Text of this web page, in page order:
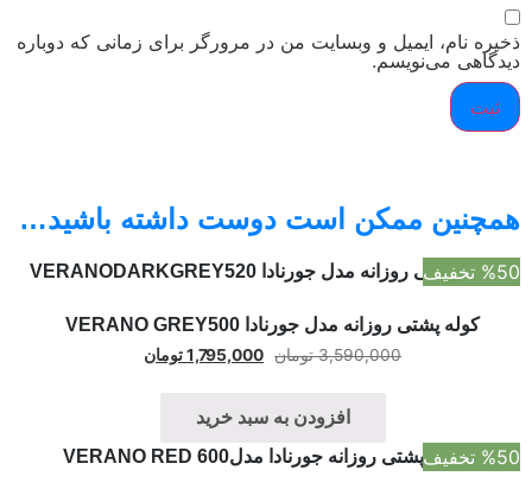
ذخیره نام، ایمیل و وبسایت من در مرورگر برای زمانی که دوباره
دیدگاهی می‌نویسم.
همچنین ممکن است دوست داشته باشید…
%50 تخفیف
کوله پشتی روزانه مدل جورنادا VERANO GREY500
3,590,000 تومان 1,795,000تومان
افزودن به سبد خرید
%50 تخفیف